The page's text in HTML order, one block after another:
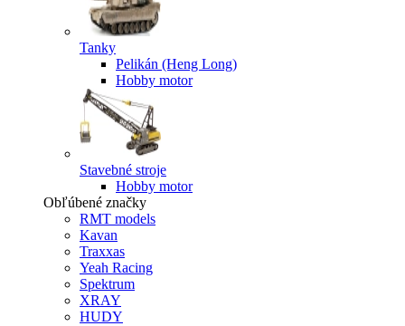
Tanky
Pelikán (Heng Long)
Hobby motor
Stavebné stroje
Hobby motor
Obľúbené značky
RMT models
Kavan
Traxxas
Yeah Racing
Spektrum
XRAY
HUDY